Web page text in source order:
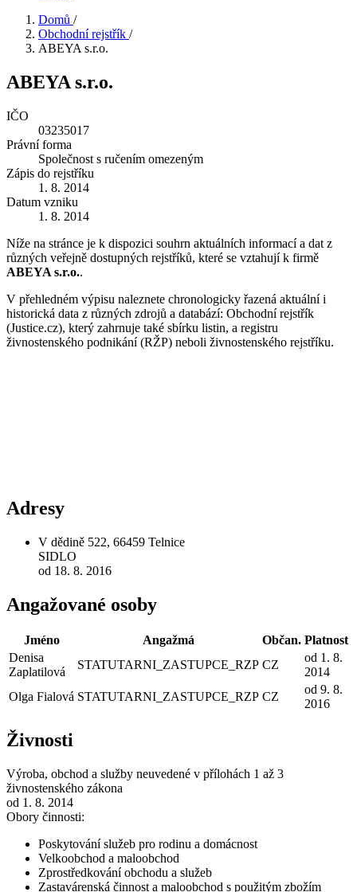
Domů /
Obchodní rejstřík /
ABEYA s.r.o.
ABEYA s.r.o.
IČO
03235017
Právní forma
Společnost s ručením omezeným
Zápis do rejstříku
1. 8. 2014
Datum vzniku
1. 8. 2014
Níže na stránce je k dispozici souhrn aktuálních informací a dat z
různých veřejně dostupných rejstříků, které se vztahují k firmě
ABEYA s.r.o..
V přehledném výpisu naleznete chronologicky řazená aktuální i
historická data z různých zdrojů a databází: Obchodní rejstřík
(Justice.cz), který zahrnuje také sbírku listin, a registru
živnostenského podnikání (RŽP) neboli živnostenského rejstříku.
Adresy
V dědině 522, 66459 Telnice
SIDLO
od 18. 8. 2016
Angažované osoby
Jméno Angažmá Občan. Platnost
Denisa
Zaplatilová
STATUTARNI_ZASTUPCE_RZP CZ
od 1. 8.
2014
Olga Fialová STATUTARNI_ZASTUPCE_RZP CZ
od 9. 8.
2016
Živnosti
Výroba, obchod a služby neuvedené v přílohách 1 až 3
živnostenského zákona
od 1. 8. 2014
Obory činnosti:
Poskytování služeb pro rodinu a domácnost
Velkoobchod a maloobchod
Zprostředkování obchodu a služeb
Zastavárenská činnost a maloobchod s použitým zbožím